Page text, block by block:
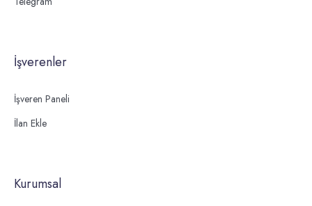
İşverenler
İşveren Paneli
İlan Ekle
Kurumsal